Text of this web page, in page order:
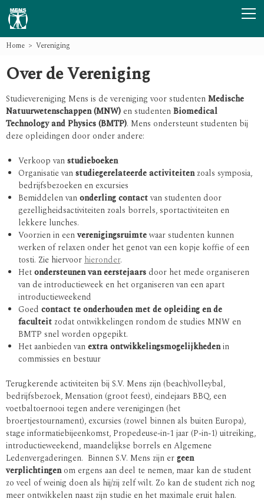
Home Vereniging
Over de Vereniging
Studievereniging Mens is de vereniging voor studentenMedische
Natuurwetenschappen (MNW) en studentenBiomedical
Technology and Physics (BMTP). Mens ondersteunt studenten bij
deze opleidingen door onder andere:
Verkoop vanstudieboeken
Organisatie vanstudiegerelateerde activiteitenzoals symposia,
bedrijfsbezoeken en excursies
Bemiddelen vanonderling contactvan studenten door
gezelligheidsactiviteiten zoals borrels, sportactiviteiten en
lekkere lunches.
Voorzien in eenverenigingsruimtewaar studenten kunnen
werken of relaxen onder het genot van een kopje koffie of een
tosti. Zie hiervoor hieronder.
Hetondersteunen van eerstejaars door het mede organiseren
van de introductieweek en het organiseren van een apart
introductieweekend
Goed contact te onderhouden met de opleiding en de
faculteit zodat ontwikkelingen rondom de studies MNW en
BMTP snel worden opgepikt.
Het aanbieden vanextra ontwikkelingsmogelijkhedenin
commissies en bestuur
Terugkerende activiteiten bij S.V. Mens zijn (beach)volleybal,
bedrijfsbezoek, Mensation (groot feest), eindejaars BBQ, een
voetbaltoernooi tegen andere verenigingen (het
broertjestournament), excursies (zowel binnen als buiten Europa),
stage informatiebijeenkomst, Propedeuse-in-1 jaar (P-in-1) uitreiking,
introductieweekend, maandelijkse borrels en Algemene
Ledenvergaderingen. Binnen S.V. Mens zijn ergeen
verplichtingenom ergens aan deel te nemen, maar kan de student
zo veel of weinig doen als hij/zij zelf wilt. Zo kan de student zich nog
meer ontwikkelen naast zijn studie en het maximale eruit halen.